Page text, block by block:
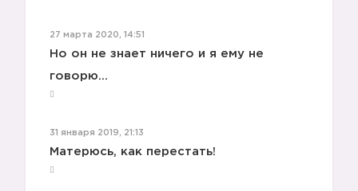
27 марта 2020, 14:51
Но он не знает ничего и я ему не
говорю...
31 января 2019, 21:13
Матерюсь, как перестать!